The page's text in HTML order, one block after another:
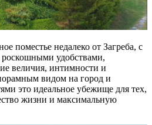
поместье недалеко от Загреба, с
удобствами,
величия, интимности и
видом на город и
это идеальное убежище для тех,
жизни и максимальную